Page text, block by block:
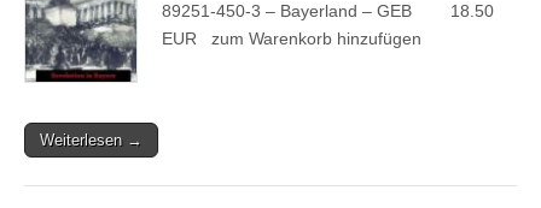
89251-450-3 – Bayerland – GEB 18.50
EUR zum Warenkorb hinzufügen
Weiterlesen →